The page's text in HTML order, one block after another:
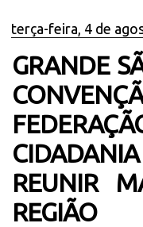
terça-feira, 4 de
GRANDE
REUNIR
REGIÃO